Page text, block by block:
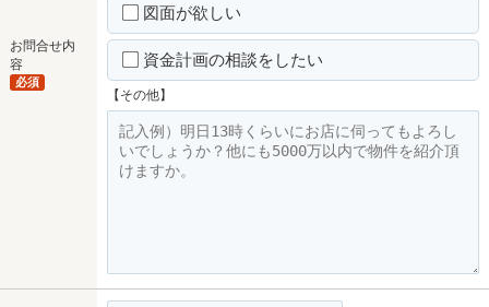
お問合せ内
容
必須
図面が欲しい
資金計画の相談をしたい
【その他】